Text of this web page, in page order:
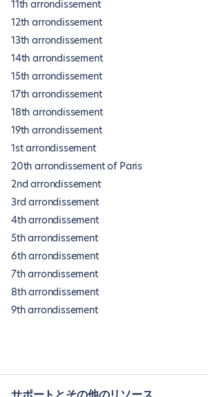
11th arrondissement
12th arrondissement
13th arrondissement
14th arrondissement
15th arrondissement
17th arrondissement
18th arrondissement
19th arrondissement
1st arrondissement
20th arrondissement of Paris
2nd arrondissement
3rd arrondissement
4th arrondissement
5th arrondissement
6th arrondissement
7th arrondissement
8th arrondissement
9th arrondissement